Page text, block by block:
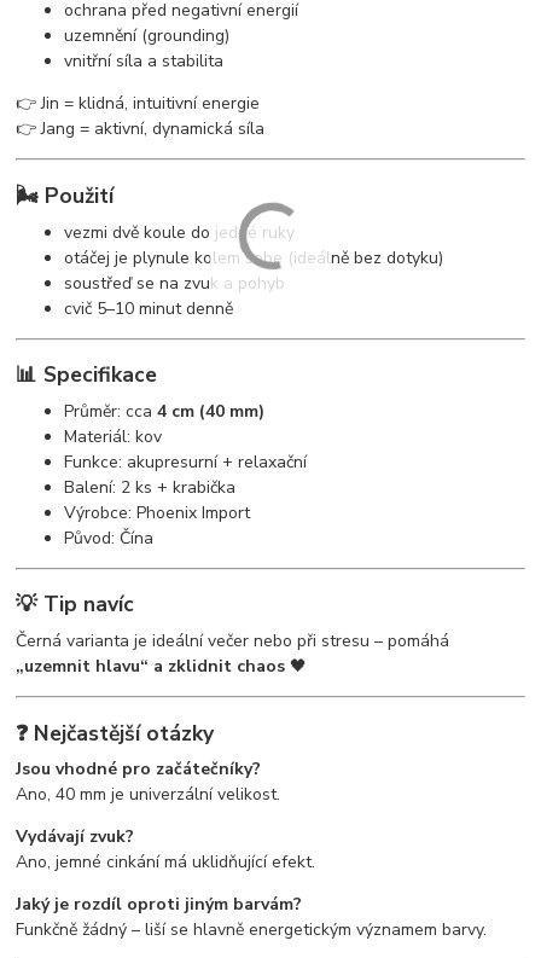
ochrana před negativní energií
uzemnění (grounding)
vnitřní síla a stabilita
👉 Jin = klidná, intuitivní energie
👉 Jang = aktivní, dynamická síla
🌬️ Použití
vezmi dvě koule do jedné ruky
otáčej je plynule kolem sebe (ideálně bez dotyku)
soustřeď se na zvuk a pohyb
cvič 5–10 minut denně
📊 Specifikace
Průměr: cca4 cm (40 mm)
Materiál: kov
Funkce: akupresurní + relaxační
Balení: 2 ks + krabička
Výrobce: Phoenix Import
Původ: Čína
💡 Tip navíc
Černá varianta je ideální večer nebo při stresu – pomáhá
„uzemnit hlavu“ a zklidnit chaos 🖤
❓ Nejčastější otázky
Jsou vhodné pro začátečníky?
Ano, 40 mm je univerzální velikost.
Vydávají zvuk?
Ano, jemné cinkání má uklidňující efekt.
Jaký je rozdíl oproti jiným barvám?
Funkčně žádný – liší se hlavně energetickým významem barvy.